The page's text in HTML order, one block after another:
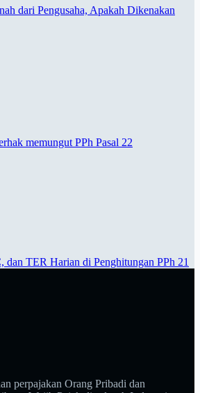
dari Pengusaha, Apakah Dikenakan
memungut PPh Pasal 22
dan TER Harian di Penghitungan PPh 21
perpajakan Orang Pribadi dan